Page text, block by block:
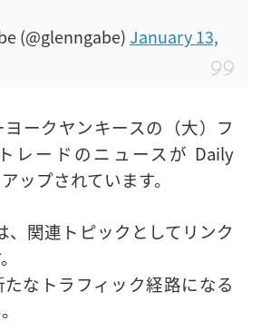
(@glenngabe) January 13,
ークヤンキースの（大）フ
レードのニュースが Daily
ップされています。
、関連トピックとしてリンク
なトラフィック経路になる